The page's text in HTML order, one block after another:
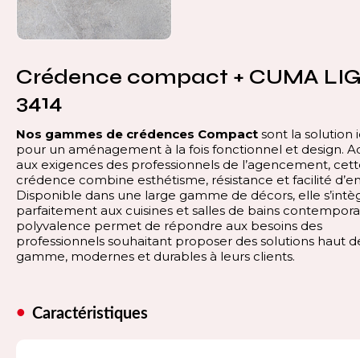
Crédence compact + CUMA
3414
Nos gammes de crédences Compact sont la solution
pour un aménagement à la fois fonctionnel et design.
aux exigences des professionnels de l’agencement,
crédence combine esthétisme, résistance et facilité
Disponible dans une large gamme de décors, elle
parfaitement aux cuisines et salles de bains
polyvalence permet de répondre aux besoins des
professionnels souhaitant proposer des solutions haut
gamme, modernes et durables à leurs clients.
Caractéristiques